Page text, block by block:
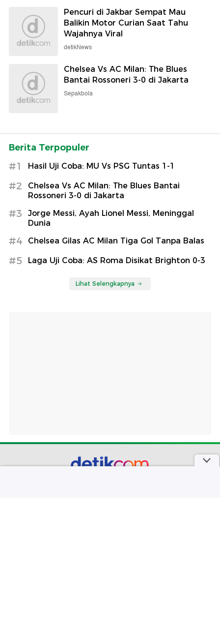
Pencuri di Jakbar Sempat Mau
Balikin Motor Curian Saat Tahu
Wajahnya Viral
detikNews
Chelsea Vs AC Milan: The Blues
Bantai Rossoneri 3-0 di Jakarta
Sepakbola
Berita Terpopuler
#1 Hasil Uji Coba: MU Vs PSG Tuntas 1-1
#2
Chelsea Vs AC Milan: The Blues Bantai
Rossoneri 3-0 di Jakarta
#3
Jorge Messi, Ayah Lionel Messi, Meninggal
Dunia
#4 Chelsea Gilas AC Milan Tiga Gol Tanpa Balas
#5 Laga Uji Coba: AS Roma Disikat Brighton 0-3
Lihat Selengkapnya